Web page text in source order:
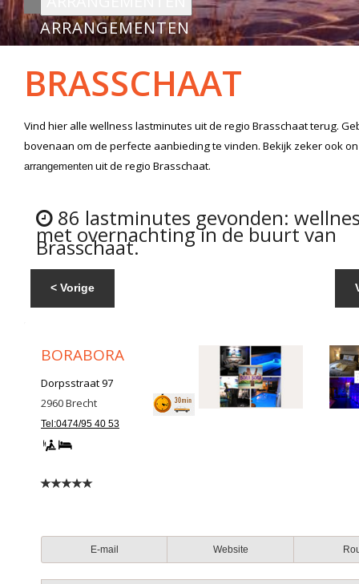
ARRANGEMENTEN
BRASSCHAAT
Vind hier alle wellness lastminutes uit de regio Brasschaatterug.
bovenaan om de perfecte aanbieding te vinden. Bekijk zeker ook
arrangementen uit de regio Brasschaat.
86 lastminutes gevonden:
met overnachting in de buurt van
Brasschaat.
< Vorige
BORABORA
Dorpsstraat 97
2960Brecht
Tel:0474/95 40 53
E-mail Website